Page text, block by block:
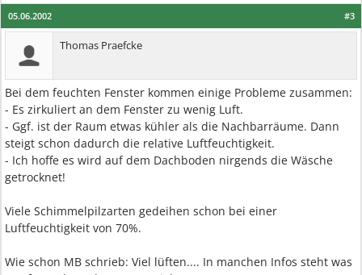
#3
05.06.2002
Thomas Praefcke
Bei dem feuchten Fenster kommen einige Probleme zusammen:
- Es zirkuliert an dem Fenster zu wenig Luft.
- Ggf. ist der Raum etwas kühler als die Nachbarräume. Dann
steigt schon dadurch die relative Luftfeuchtigkeit.
- Ich hoffe es wird auf dem Dachboden nirgends die Wäsche
getrocknet!
Viele Schimmelpilzarten gedeihen schon bei einer
Luftfeuchtigkeit von 70%.
Wie schon MB schrieb: Viel lüften.... In manchen Infos steht was